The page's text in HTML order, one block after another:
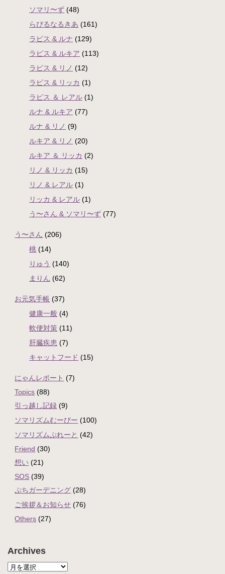
ソマリ〜ず (48)
らぴるなるきあ (161)
ラピス & ルナ (129)
ラピス & ルキア (113)
ラピス & リノ (12)
ラピス & リッカ (1)
ラピス ＆ レアル (1)
ルナ & ルキア (77)
ルナ & リノ (9)
ルキア & リノ (20)
ルキア ＆ リッカ (2)
リノ & リッカ (15)
リノ & レアル (1)
リッカ & レアル (1)
う〜さん & ソマリ〜ず (77)
う〜さん (206)
桃 (14)
りゅう (140)
まりん (62)
お元気手帳 (37)
健康一般 (4)
軟便対策 (11)
肝臓疾患 (7)
キャットフード (15)
にゃんレポート (7)
Topics (88)
引っ越し記録 (9)
ソマリズムむーびー (100)
ソマリズムぷれーと (42)
Friend (30)
想い (21)
SOS (39)
ぷちガーデニング (28)
ご挨拶＆お知らせ (76)
Others (27)
Archives